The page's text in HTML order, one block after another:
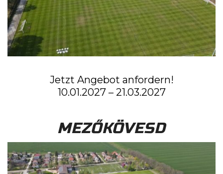
Jetzt Angebot anfordern!
10.01.2027 – 21.03.2027
MEZŐKÖVESD